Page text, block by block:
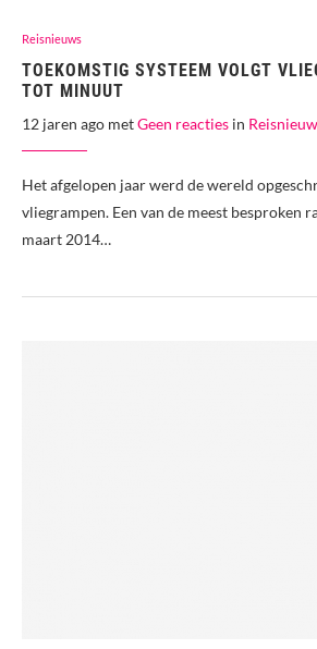
Reisnieuws
TOEKOMSTIG SYSTEEM VOLGT
TOT MINUUT
12 jaren ago metGeen reacties in
Het afgelopen jaar werd de wereld
vliegrampen. Een van de meest besproken
maart 2014…